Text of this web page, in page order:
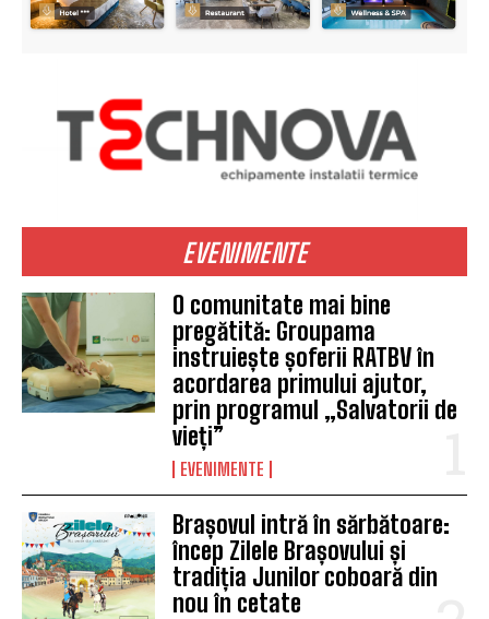
EVENIMENTE
O comunitate mai bine
pregătită: Groupama
instruiește șoferii RATBV în
acordarea primului ajutor,
prin programul „Salvatorii de
vieți”
EVENIMENTE
Brașovul intră în sărbătoare:
încep Zilele Brașovului și
tradiția Junilor coboară din
nou în cetate